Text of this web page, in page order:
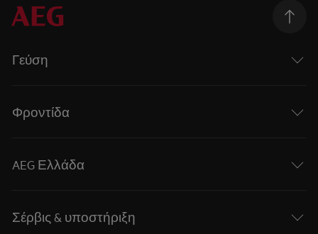
Γεύση
Φροντίδα
AEG Ελλάδα
Σέρβις & υποστήριξη